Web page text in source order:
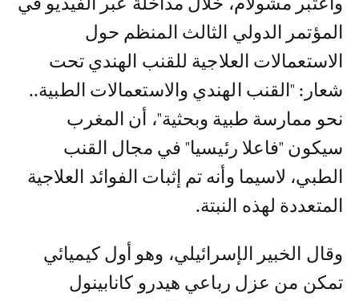
المؤتمر الدولي الثالث المنظم حول
الاستعمالات العلاجية للقنب الهندي تحت
شعار: "القنب الهندي والاستعمالات الطبية..
نحو ممارسة طبية وبحثية"، أن المغرب
سيكون "فاعلا رئيسيا" في مجال القنب
الطبي، لاسيما وأنه تم إثبات الفوائد العلاجية
المتعددة لهذه النبتة.
وقال الخبير الإسرائيلي، وهو أول كيميائي
تمكن من عزل رباعي هيدرو كانابينول